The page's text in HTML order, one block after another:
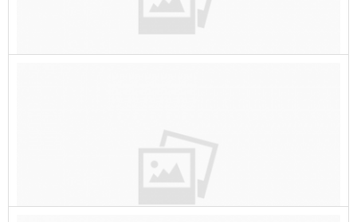
כיצד לתת שירות קידום אתרים מקצועי ואיך לגרום לתוצאות
Engine